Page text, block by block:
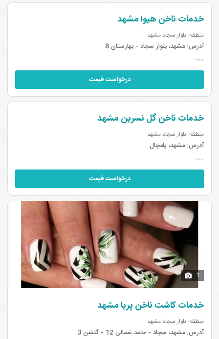
خدمات ناخن هیوا مشهد
منطقه: بلوار سجاد مشهد
آدرس:مشهد، بلوار سجاد - بهارستان 8
---
درخواست قیمت
خدمات ناخن گل نسرین مشهد
منطقه: بلوار سجاد مشهد
آدرس:مشهد، پامچال
---
درخواست قیمت
1
خدمات کاشت ناخن پریا مشهد
منطقه: بلوار سجاد مشهد
آدرس:مشهد، سجاد - حامد شمالی 12 - گلشن 3